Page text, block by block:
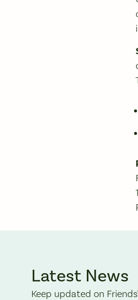
Latest News
Keep updated on